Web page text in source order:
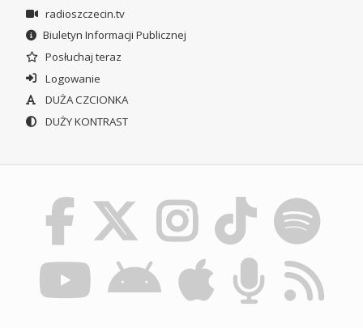
radioszczecin.tv
Biuletyn Informacji Publicznej
Posłuchaj teraz
Logowanie
DUŻA CZCIONKA
DUŻY KONTRAST